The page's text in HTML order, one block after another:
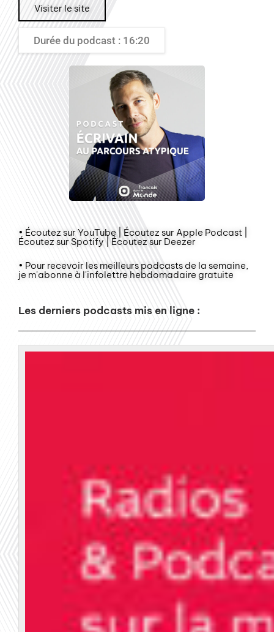
Visiter le site
Durée du podcast : 16:20
• Écoutez sur YouTube | Écoutez sur Apple Podcast |
Écoutez sur Spotify | Écoutez sur Deezer
• Pour recevoir les meilleurs podcasts de la semaine,
je m'abonne à l'infolettre hebdomadaire gratuite
Les derniers podcasts mis en ligne :